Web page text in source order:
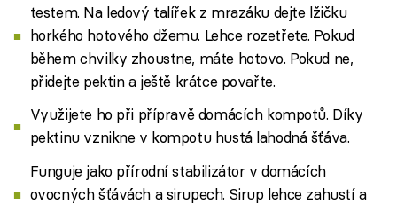
testem. Na ledový talířek z mrazáku dejte lžičku
horkého hotového džemu. Lehce rozetřete. Pokud
během chvilky zhoustne, máte hotovo. Pokud ne,
přidejte pektin a ještě krátce povařte.
Využijete ho při přípravě domácích kompotů. Díky
pektinu vznikne v kompotu hustá lahodná šťáva.
Funguje jako přírodní stabilizátor v domácích
ovocných šťávách a sirupech. Sirup lehce zahustí a